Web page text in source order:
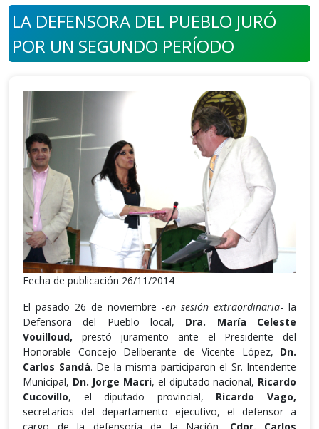
LA DEFENSORA DEL PUEBLO JURÓ
POR UN SEGUNDO PERÍODO
Fecha de publicación 26/11/2014
El pasado 26 de noviembre -en sesión extraordinaria- la
Defensora del Pueblo local, Dra. María Celeste
Vouilloud, prestó juramento ante el Presidente del
Honorable Concejo Deliberante de Vicente López, Dn.
Carlos Sandá. De la misma participaron el Sr. Intendente
Municipal, Dn. Jorge Macri, el diputado nacional, Ricardo
Cucovillo, el diputado provincial, Ricardo Vago,
secretarios del departamento ejecutivo, el defensor a